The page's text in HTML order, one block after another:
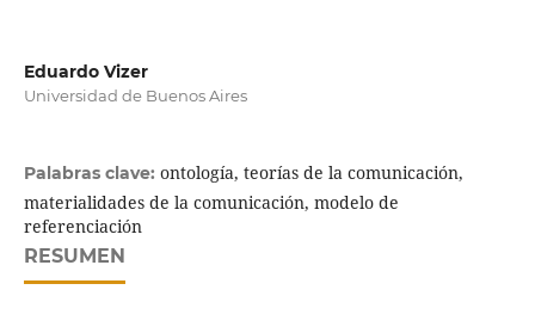
Eduardo Vizer
Universidad de Buenos Aires
Palabras clave: ontología, teorías de la comunicación,
materialidades de la comunicación, modelo de
referenciación
RESUMEN